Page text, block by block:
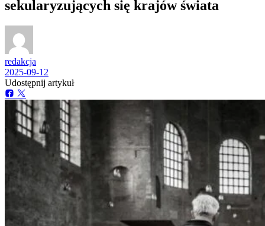
sekularyzujących się krajów świata
redakcja
2025-09-12
Udostępnij artykuł